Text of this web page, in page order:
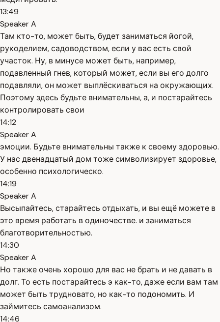
13:49
Speaker A
Там кто-то, может быть, будет заниматься йогой,
рукоделием, садоводством, если у вас есть свой
участок. Ну, в минусе может быть, например,
подавленный гнев, который может, если вы его долго
подавляли, он может выплёскиваться на окружающих.
Поэтому здесь будьте внимательны, а, и постарайтесь
контролировать свои
14:12
Speaker A
эмоции. Будьте внимательны также к своему здоровью.
У нас двенадцатый дом тоже символизирует здоровье,
особенно психологическо.
14:19
Speaker A
Высыпайтесь, старайтесь отдыхать, и вы ещё можете в
это время работать в одиночестве. и заниматься
благотворительностью.
14:30
Speaker A
Но также очень хорошо для вас не брать и не давать в
долг. То есть постарайтесь э как-то, даже если вам там
может быть трудновато, но как-то подономить. И
займитесь самоанализом.
14:46